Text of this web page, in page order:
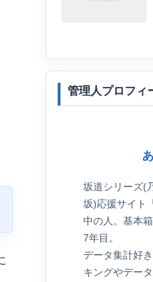
管理人プロフィ
坂道シリーズ(
坂)応援サイト
中の人。基本
7年目。
データ集計好
キングやデー